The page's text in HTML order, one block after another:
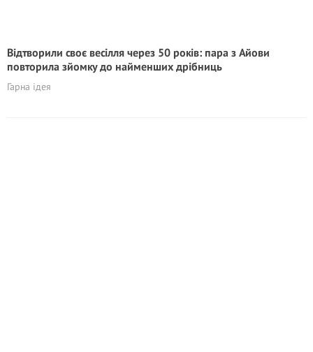
Відтворили своє весілля через 50 років: пара з Айови
повторила зйомку до найменших дрібниць
Гарна ідея